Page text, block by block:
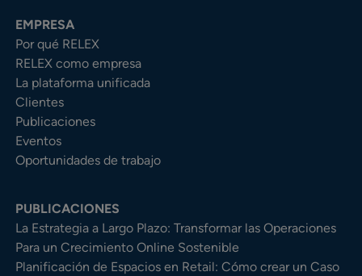
EMPRESA
Por qué RELEX
RELEX como empresa
La plataforma unificada
Clientes
Publicaciones
Eventos
Oportunidades de trabajo
PUBLICACIONES
La Estrategia a Largo Plazo: Transformar las Operaciones
Para un Crecimiento Online Sostenible
Planificación de Espacios en Retail: Cómo crear un Caso